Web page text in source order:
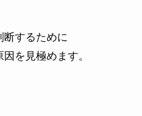
断するために
を見極めます。